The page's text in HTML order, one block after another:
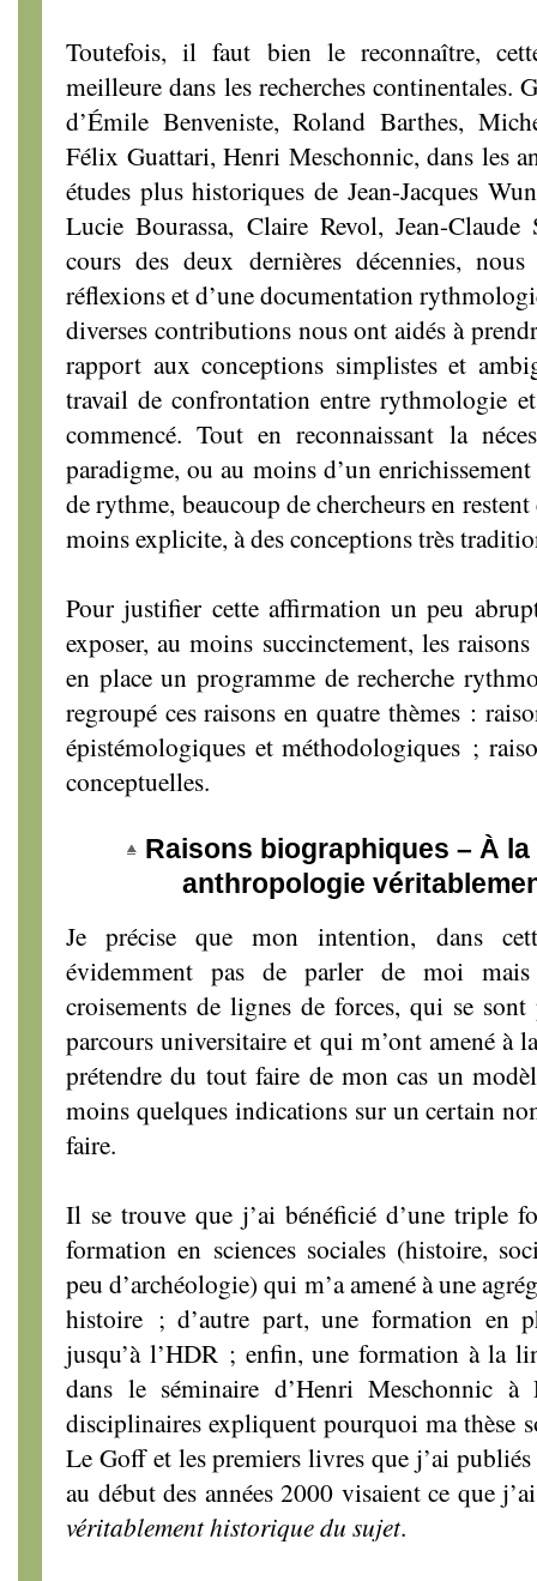
Toutefois, il faut bien le reconnaître,
meilleure dans les recherches continentales.
d’Émile Benveniste, Roland Barthes,
Félix Guattari, Henri Meschonnic, dans les
études plus historiques de Jean-Jacques
Lucie Bourassa, Claire Revol, Jean-
cours des deux dernières décennies,
réflexions et d’une documentation
diverses contributions nous ont aidés à
rapport aux conceptions simplistes et
travail de confrontation entre rythmologie
commencé. Tout en reconnaissant la
paradigme, ou au moins d’un
de rythme, beaucoup de chercheurs en
moins explicite, à des conceptions très
Pour justifier cette affirmation un peu
exposer, au moins succinctement, les
en place un programme de recherche
regroupé ces raisons en quatre thèmes :
épistémologiques et méthodologiques ;
conceptuelles.
Raisons biographiques – À la
anthropologie
Je précise que mon intention, dans
évidemment pas de parler de moi
croisements de lignes de forces, qui se
parcours universitaire et qui m’ont amené à
prétendre du tout faire de mon cas un
moins quelques indications sur un certain
faire.
Il se trouve que j’ai bénéficié d’une triple
formation en sciences sociales (histoire,
peu d’archéologie) qui m’a amené à une
histoire ; d’autre part, une formation en
jusqu’à l’HDR ; enfin, une formation à la
dans le séminaire d’Henri Meschonnic à
disciplinaires expliquent pourquoi ma thèse
Le Goff et les premiers livres que j’ai
au début des années 2000 visaient ce que
véritablement historique du sujet.